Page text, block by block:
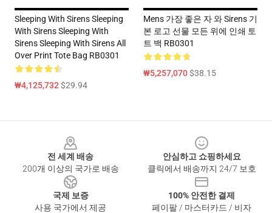
Sleeping With Sirens Sleeping
With Sirens Sleeping With
Sirens Sleeping With Sirens All
Over Print Tote Bag RB0301
₩4,125,732$29.94
Mens 가장 좋은 자 와 Sirens 기
본 로고 선물 모든 위에 인쇄 토
트 백 RB0301
₩5,257,070$38.15
전 세계 배송
200개 이상의 국가로 배송
안심하고 쇼핑하세요
클릭에서 배송까지 24/7 보호
국제 보증
사용 국가에서 제공
100% 안전한 결제
페이팔 / 마스터카드 / 비자